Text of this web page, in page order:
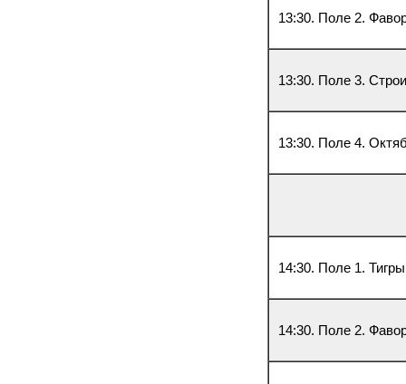
13:30. Поле 2.
13:30. Поле 3.
13:30. Поле 4.
14:30. Поле 1.
14:30. Поле 2.